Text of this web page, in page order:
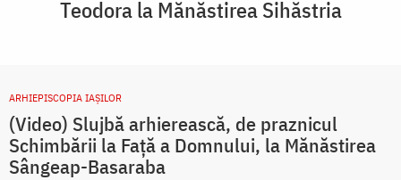
Teodora la Mănăstirea Sihăstria
ARHIEPISCOPIA IAŞILOR
(Video) Slujbă arhierească, de praznicul
Schimbării la Față a Domnului, la Mănăstirea
Sângeap-Basaraba